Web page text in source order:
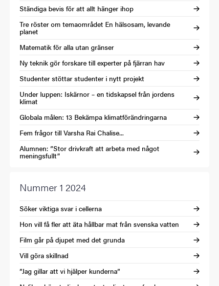
Ständiga bevis för att allt hänger ihop
Tre röster om temaområdet En hälsosam, levande
planet
Matematik för alla utan gränser
Ny teknik gör forskare till experter på fjärran hav
Studenter stöttar studenter i nytt projekt
Under luppen: Iskärnor – en tidskapsel från jordens
klimat
Globala målen: 13 Bekämpa klimatförändringarna
Fem frågor till Varsha Rai Chalise...
Alumnen: ”Stor drivkraft att arbeta med något
meningsfullt”
Nummer 1 2024
Söker viktiga svar i cellerna
Hon vill få fler att äta hållbar mat från svenska vatten
Film går på djupet med det grunda
Vill göra skillnad
”Jag gillar att vi hjälper kunderna”